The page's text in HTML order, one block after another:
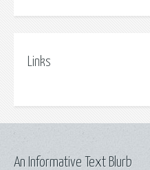
Links
An Informative Text Blurb